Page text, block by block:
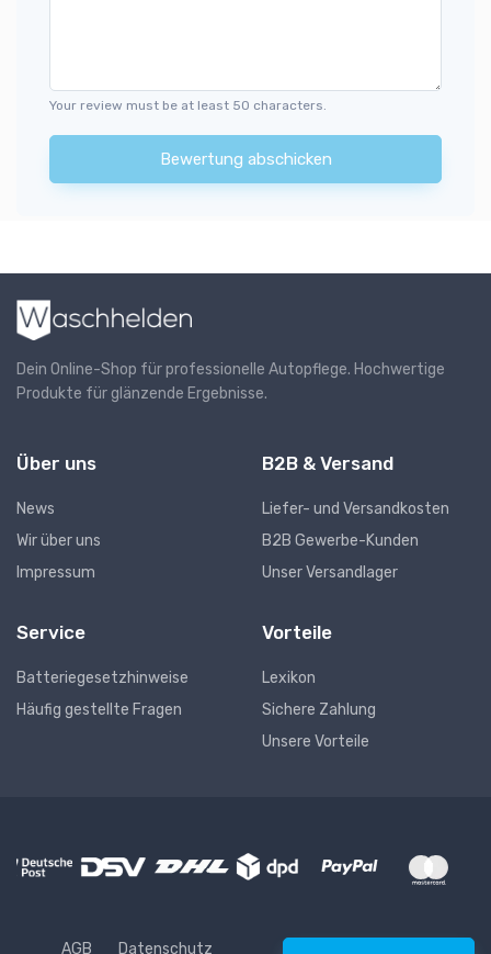
Your review must be at least 50 characters.
Bewertung abschicken
Dein Online-Shop für professionelle Autopflege. Hochwertige
Produkte für glänzende Ergebnisse.
Über uns
News
Wir über uns
Impressum
B2B & Versand
Liefer- und Versandkosten
B2B Gewerbe-Kunden
Unser Versandlager
Service
Batteriegesetzhinweise
Häufig gestellte Fragen
Vorteile
Lexikon
Sichere Zahlung
Unsere Vorteile
AGB Datenschutz